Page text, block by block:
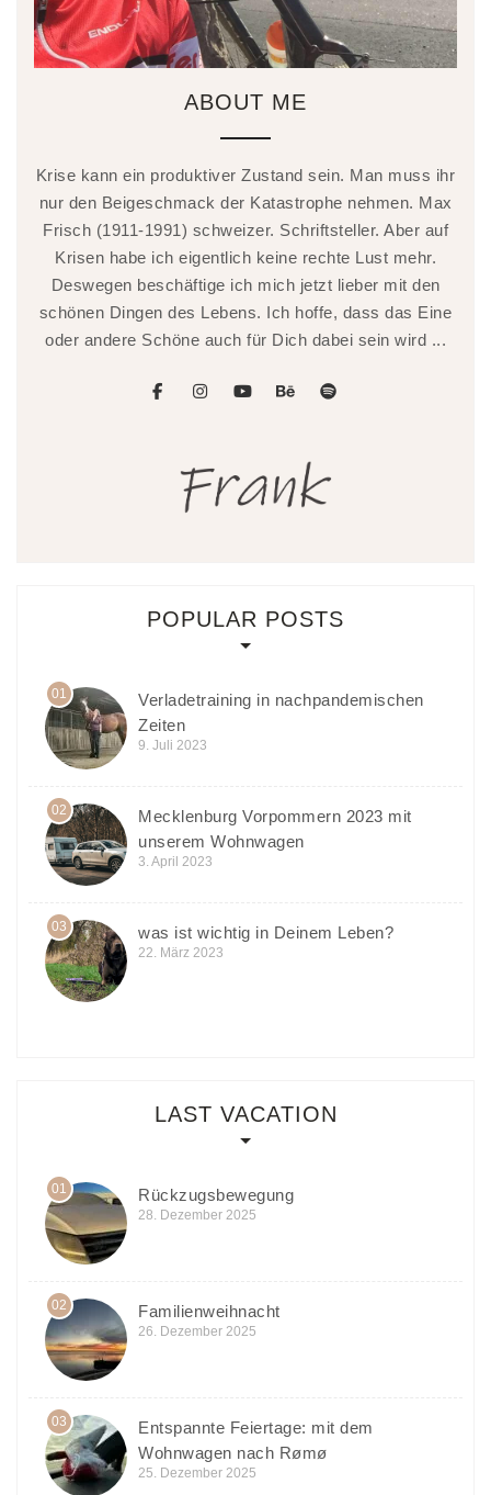
ABOUT ME
Krise kann ein produktiver Zustand sein. Man muss ihr
nur den Beigeschmack der Katastrophe nehmen. Max
Frisch (1911-1991) schweizer. Schriftsteller. Aber auf
Krisen habe ich eigentlich keine rechte Lust mehr.
Deswegen beschäftige ich mich jetzt lieber mit den
schönen Dingen des Lebens. Ich hoffe, dass das Eine
oder andere Schöne auch für Dich dabei sein wird ...
POPULAR POSTS
01
Verladetraining in nachpandemischen
Zeiten
9. Juli 2023
02
Mecklenburg Vorpommern 2023 mit
unserem Wohnwagen
3. April 2023
03 was ist wichtig in Deinem Leben?
22. März 2023
LAST VACATION
01 Rückzugsbewegung
28. Dezember 2025
02 Familienweihnacht
26. Dezember 2025
03
Entspannte Feiertage: mit dem
Wohnwagen nach Rømø
25. Dezember 2025